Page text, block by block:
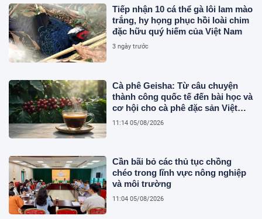
Tiếp nhận 10 cá thể gà lôi lam mào
trắng, hy họng phục hồi loài chim
đặc hữu quý hiếm của Việt Nam
3 ngày trước
Cà phê Geisha: Từ câu chuyện
thành công quốc tế đến bài học và
cơ hội cho cà phê đặc sản Việt
Nam
11:14 05/08/2026
Cần bãi bỏ các thủ tục chồng
chéo trong lĩnh vực nông nghiệp
và môi trường
11:04 05/08/2026